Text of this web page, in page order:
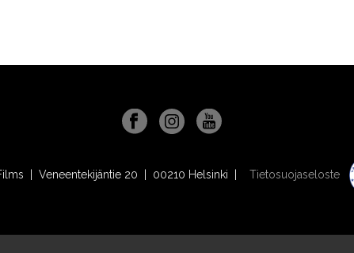
| Veneentekijäntie 20 | 00210 Helsinki | Tietosuojaseloste